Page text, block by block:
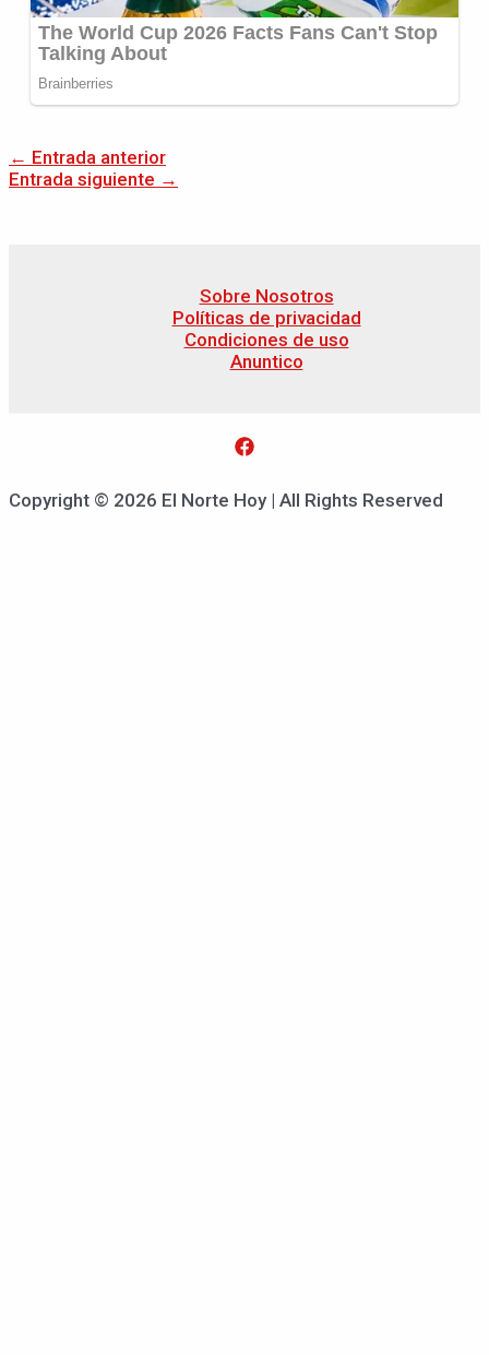
← Entrada anterior
Entrada siguiente →
Sobre Nosotros
Políticas de privacidad
Condiciones de uso
Anuntico
Copyright © 2026 El Norte Hoy | All Rights Reserved